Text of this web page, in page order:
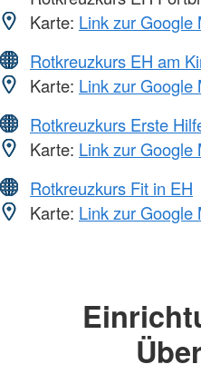
Karte: Link zur Google
Rotkreuzkurs EH am
Karte: Link zur Google
Rotkreuzkurs Erste
Karte: Link zur Google
Rotkreuzkurs Fit in EH
Karte: Link zur Google